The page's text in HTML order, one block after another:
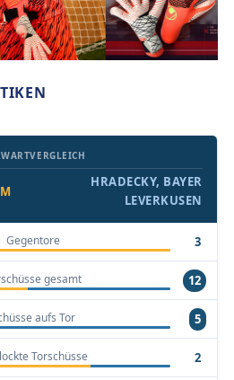
HRADECKY, BAYER
LEVERKUSEN
Gegentore 3
gesamt 12
aufs Tor 5
Torschüsse 2